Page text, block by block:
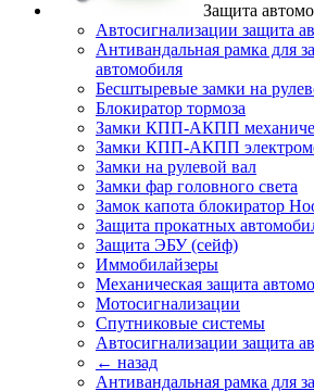
Защита
Автосигнализации защита
Антивандальная рамка для
автомобиля
Бесштыревые замки на
Блокиратор тормоза
Замки КПП-АКПП
Замки КПП-АКПП
Замки на рулевой вал
Замки фар головного света
Замок капота блокиратор
Защита прокатных
Защита ЭБУ (сейф)
Иммобилайзеры
Механическая защита
Мотосигнализации
Спутниковые системы
Автосигнализации защита
← назад
Антивандальная рамка для